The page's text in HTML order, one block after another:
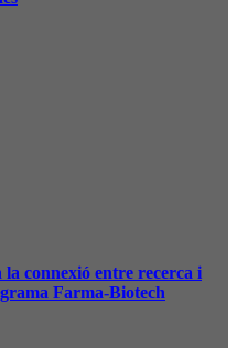
connexió entre recerca i
Farma-Biotech